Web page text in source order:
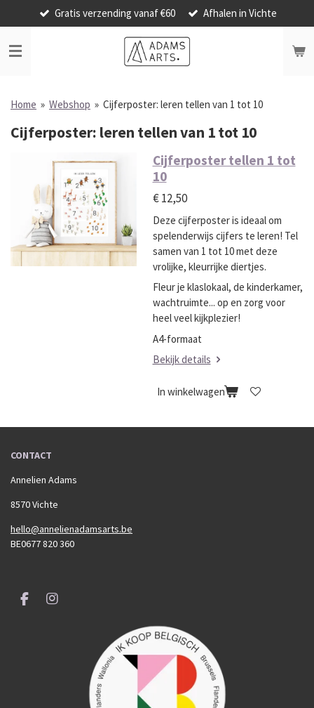
direct
naar
de
Gratis verzending vanaf €60 Afhalen in Vichte
Home » Webshop » Cijferposter: leren tellen van 1 tot 10
Cijferposter: leren tellen van 1 tot 10
Cijferposter tellen 1 tot
10
€ 12,50
Deze cijferposter is ideaal om
spelenderwijs cijfers te leren! Tel
samen van 1 tot 10 met deze
vrolijke, kleurrijke diertjes.
Fleur je klaslokaal, de kinderkamer,
wachtruimte... op en zorg voor
heel veel kijkplezier!
A4-formaat
Bekijk details
In winkelwagen
CONTACT
Annelien Adams
8570 Vichte
hello@annelienadamsarts.be
BE0677 820 360
F
I